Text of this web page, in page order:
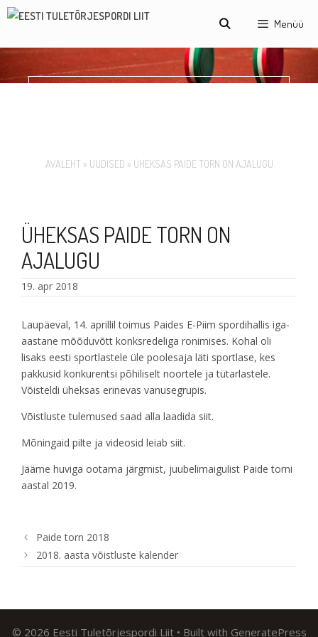
Skip
Menüü
AVALEHT» UUDISED » ÜHEKSAS PAIDE TORN ON AJALUGU
ÜHEKSAS PAIDE TORN ON
AJALUGU
19. apr 2018
Laupäeval, 14. aprillil toimus Paides E-Piim spordihallis iga-
aastane mõõduvõtt konksredeliga ronimises. Kohal oli
lisaks eesti sportlastele üle poolesaja läti sportlase, kes
pakkusid konkurentsi põhiliselt noortele ja tütarlastele.
Võisteldi üheksas erinevas vanusegrupis.
Võistluste tulemused saad alla laadida siit.
Mõningaid pilte ja videosid leiab siit.
Jääme huviga ootama järgmist, juubelimaigulist Paide torni
aastal 2019.
Paide torn 2018
2018. aasta võistluste kalender
© 2026 Eesti Tuletõrjespordi Liit• Built with GeneratePress